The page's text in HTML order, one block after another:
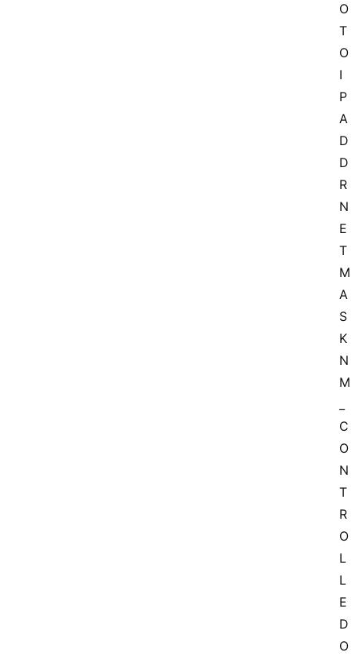
O
T
O
I
P
A
D
D
R
N
E
T
M
A
S
K
N
M
C
O
N
T
R
O
L
L
E
D
O